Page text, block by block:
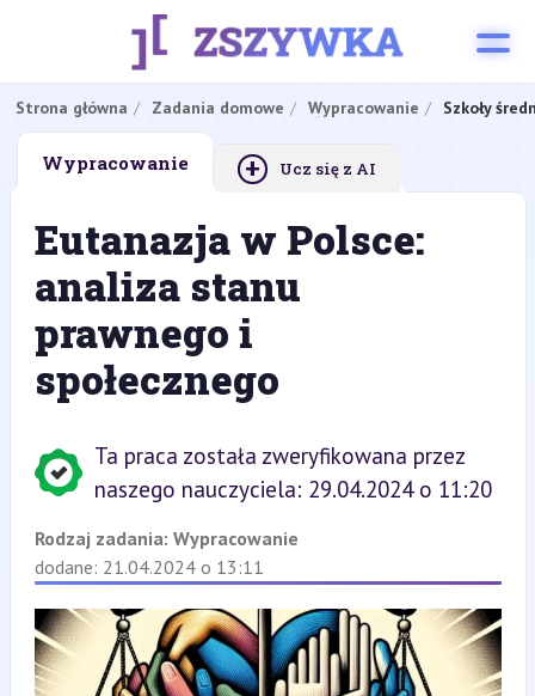
Strona główna Zadania domowe Wypracowanie Szkoły
Wypracowanie + Ucz się z AI
Eutanazja w Polsce:
analiza stanu
prawnego i
społecznego
Ta praca została zweryfikowana przez
naszego nauczyciela: 29.04.2024 o 11:20
Rodzaj zadania: Wypracowanie
dodane: 21.04.2024 o 13:11